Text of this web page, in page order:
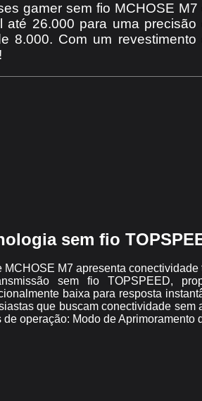
gamer sem fio MCHOSE
até 26.000 para uma
8.000. Com um
sem fio
MCHOSE M7 apresenta
sem fio TOPSPEED,
baixa para resposta
que buscam conectividade sem
de operação: Modo de Aprimoramento